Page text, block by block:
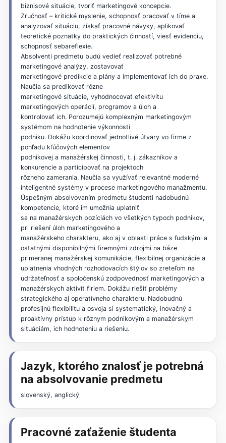
biznisové situácie, tvoriť marketingové koncepcie.
Zručnosť – kritické myslenie, schopnosť pracovať v tíme a
analyzovať situáciu, získať pracovné návyky, aplikovať
teoretické poznatky do praktických činností, viesť evidenciu,
schopnosť sebareflexie.
Absolventi predmetu budú vedieť realizovať potrebné
marketingové analýzy, zostavovať
marketingové predikcie a plány a implementovať ich do praxe.
Naučia sa predikovať rôzne
marketingové situácie, vyhodnocovať efektivitu
marketingových operácií, programov a úloh a
kontrolovať ich. Porozumejú komplexným marketingovým
systémom na hodnotenie výkonnosti
podniku. Dokážu koordinovať jednotlivé útvary vo firme z
pohľadu kľúčových elementov
podnikovej a manažérskej činnosti, t. j. zákazníkov a
konkurencie a participovať na projektoch
rôzneho zamerania. Naučia sa využívať relevantné moderné
inteligentné systémy v procese marketingového manažmentu.
Úspešným absolvovaním predmetu študenti nadobudnú
kompetencie, ktoré im umožnia uplatniť
sa na manažérskych pozíciách vo všetkých typoch podnikov,
pri riešení úloh marketingového a
manažérskeho charakteru, ako aj v oblasti práce s ľudskými a
ostatnými disponibilnými firemnými zdrojmi na báze
primeranej manažérskej komunikácie, flexibilnej organizácie a
uplatnenia vhodných rozhodovacích štýlov so zreteľom na
udržateľnosť a spoločenskú zodpovednosť marketingových a
manažérskych aktivít firiem. Dokážu riešiť problémy
strategického aj operatívneho charakteru. Nadobudnú
profesijnú flexibilitu a osvoja si systematický, inovačný a
proaktívny prístup k rôznym podnikovým a manažérskym
situáciám, ich hodnoteniu a riešeniu.
Jazyk, ktorého znalosť je potrebná
na absolvovanie predmetu
slovenský, anglický
Pracovné zaťaženie študenta